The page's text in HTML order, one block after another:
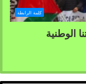
كلمة الرابطة
الوطنية